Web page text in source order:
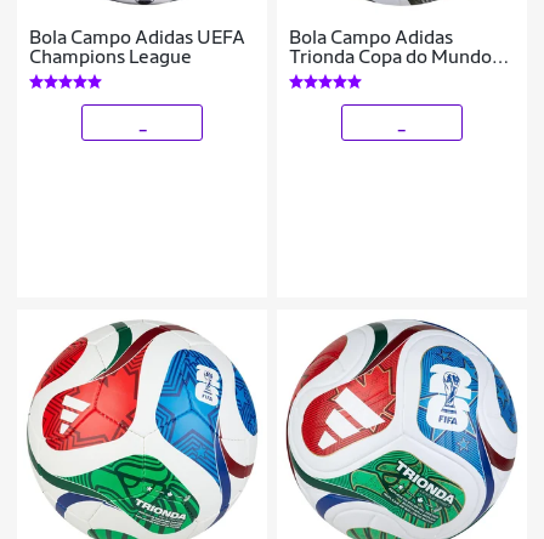
Bola Campo Adidas UEFA
Champions League
Bola Campo Adidas
Trionda Copa do Mundo
2026 Final League